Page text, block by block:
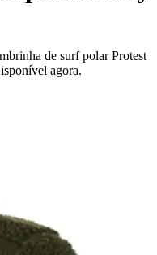
de surf polar Protest
agora.